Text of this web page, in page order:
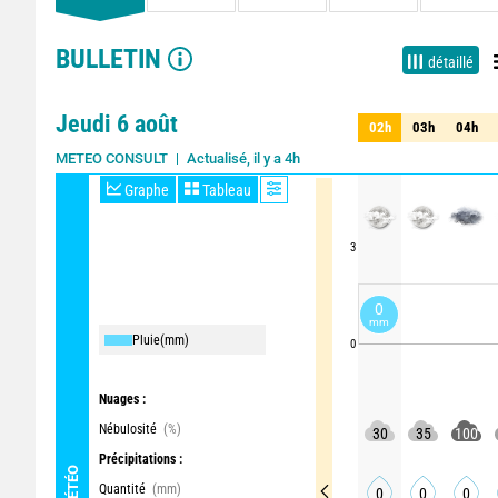
BULLETIN détaillé
Jeudi 6 août
METEO CONSULT Actualisé, il y a 4h
MÉTÉO
Graphe Tableau
Pluie(mm)
Nuages :
Nébulosité (%)
Précipitations :
Quantité (mm)
3
0
02h 03h 04h
02h 03h 04h
30 35 100
0 0 0
0
mm